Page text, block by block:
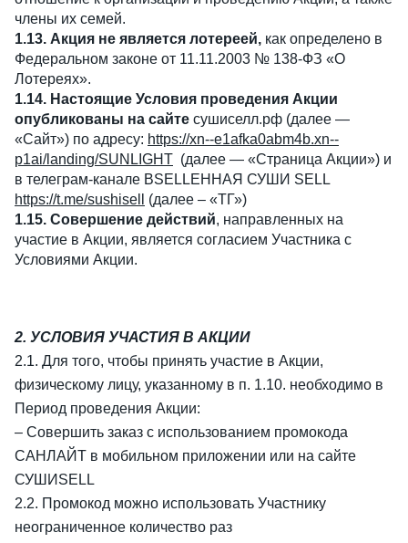
члены их семей.
1.13. Акция не является лотереей, как определено в
Федеральном законе от 11.11.2003 № 138-ФЗ «О
Лотереях».
1.14. Настоящие Условия проведения Акции
опубликованы на сайте сушиселл.рф (далее —
«Сайт») по адресу: https://xn--e1afka0abm4b.xn--
p1ai/landing/SUNLIGHT (далее — «Страница Акции») и
в телеграм-канале ВSELLЕННАЯ СУШИ SELL
https://t.me/sushisell
(далее – «ТГ»)
1.15. Совершение действий, направленных на
участие в Акции, является согласием Участника с
Условиями Акции.
2. УСЛОВИЯ УЧАСТИЯ В АКЦИИ
2.1. Для того, чтобы принять участие в Акции,
физическому лицу, указанному в п. 1.10. необходимо в
Период проведения Акции:
– Совершить заказ с использованием промокода
САНЛАЙТ в мобильном приложении или на сайте
СУШИSELL
2.2. Промокод можно использовать Участнику
неограниченное количество раз